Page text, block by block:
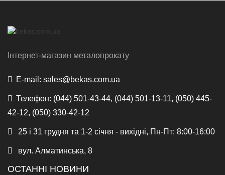
Інтернет-магазин металопрокату
E-mail: sales@bekas.com.ua
Телефон: (044) 501-43-44, (044) 501-13-11, (050) 445-
42-12, (050) 330-42-12
25 і 31 грудня та 1-2 січня - вихідні, Пн-Пт: 8:00-16:00
вул. Алматинська, 8
ОСТАННІ НОВИНИ